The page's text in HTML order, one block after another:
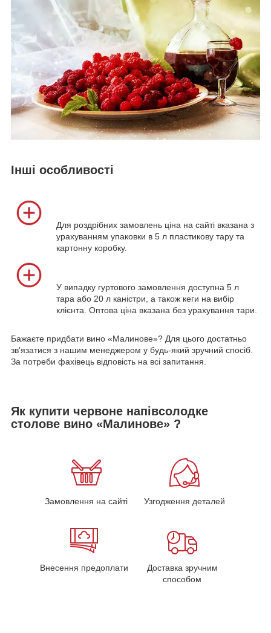
Інші особливості
Для роздрібних замовлень ціна на сайті вказана з
урахуванням упаковки в 5 л пластикову тару та
картонну коробку.
У випадку гуртового замовлення доступна 5 л
тара або 20 л каністри, а також кеги на вибір
клієнта. Оптова ціна вказана без урахування тари.
Бажаєте придбати вино «Малинове»? Для цього достатньо
зв'язатися з нашим менеджером у будь-який зручний спосіб.
За потреби фахівець відповість на всі запитання.
Як купити червоне напівсолодке
столове вино «Малинове» ?
Замовлення на сайті Узгодження деталей
Внесення предоплати
Доставка зручним
способом